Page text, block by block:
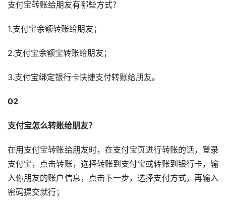
支付宝转账给朋友有哪些方式？
1.支付宝余额转账给朋友；
2.支付宝余额宝转账给朋友；
3.支付宝绑定银行卡快捷支付转账给朋友。
02
支付宝怎么转账给朋友？
在用支付宝转账给朋友时，在支付宝页进行转账的话，登录
支付宝，点击转账，选择转账到支付宝或转账到银行卡，输
入你朋友的账户信息，点击下一步，选择支付方式，再输入
密码提交就行；